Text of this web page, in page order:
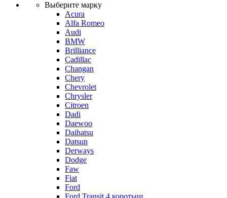
Выберите марку
Acura
Alfa Romeo
Audi
BMW
Brilliance
Cadillac
Changan
Chery
Chevrolet
Chrysler
Citroen
Dadi
Daewoo
Daihatsu
Datsun
Derways
Dodge
Faw
Fiat
Ford